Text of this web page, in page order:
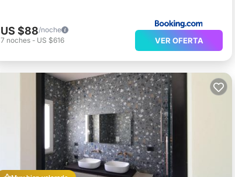
US $88/noche
7 noches - US $616 VER OFERTA